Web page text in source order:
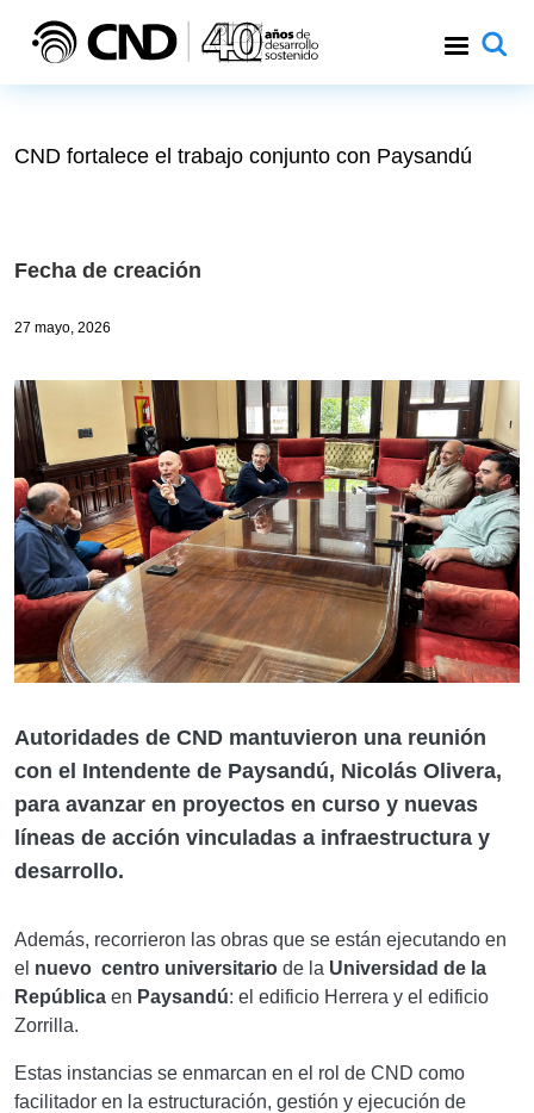
CND fortalece el trabajo conjunto con Paysandú
Fecha de creación
27 mayo, 2026
Autoridades de CND mantuvieron una reunión
con el Intendente de Paysandú, Nicolás Olivera,
para avanzar en proyectos en curso y nuevas
líneas de acción vinculadas a infraestructura y
desarrollo.
Además, recorrieron las obras que se están ejecutando en
el nuevo centro universitario de la Universidad de la
República en Paysandú: el edificio Herrera y el edificio
Zorrilla.
Estas instancias se enmarcan en el rol de CND como
facilitador en la estructuración, gestión y ejecución de